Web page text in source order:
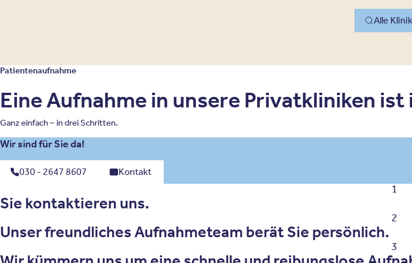
Alle
Patientenaufnahme
Eine Aufnahme in unsere Privatkliniken
Ganz einfach – in drei Schritten.
Wir sind für Sie da!
030 - 2647 8607 Kontakt
1
Sie kontaktieren uns.
2
Unser freundliches Aufnahmeteam berät Sie persönlich.
3